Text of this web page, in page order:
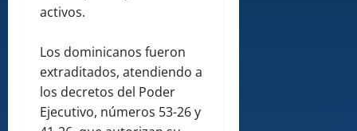
activos.
Los dominicanos fueron
extraditados, atendiendo a
los decretos del Poder
Ejecutivo, números 53-26 y